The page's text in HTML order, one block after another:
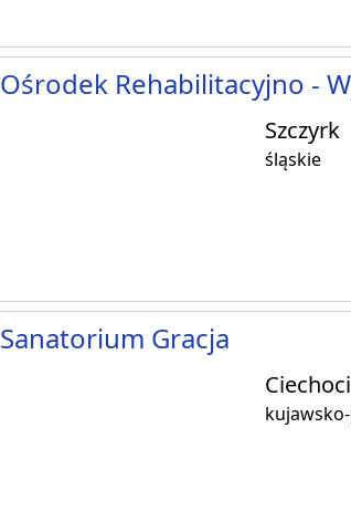
Ośrodek Rehabilitacyjno -
Szczyrk
śląskie
Sanatorium Gracja